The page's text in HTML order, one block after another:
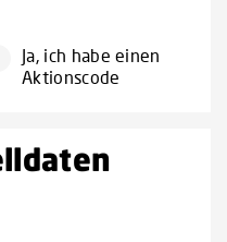
Ja, ich habe einen
Aktionscode